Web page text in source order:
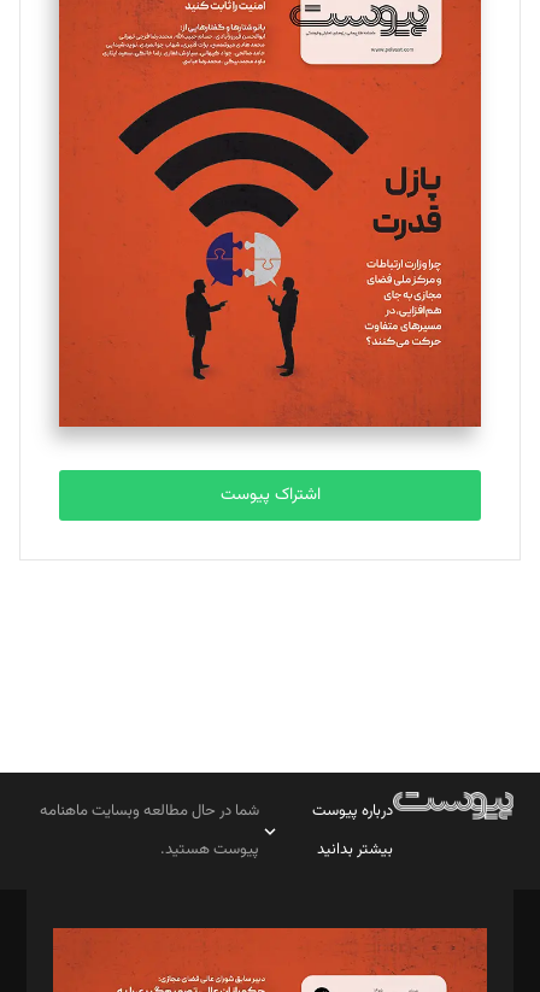
مینا پاکدل
یسنا امان‌پور
تحریریه
ملینا جعفری
تحریریه
مصطفی مسجدی آرانی
تحریریه
بابک نقاش
تحریریه
اشتراک پیوست
درباره پیوست
بیشتر بدانید
شما در حال مطالعه وبسایت ماهنامه
پیوست هستید.
مدیر مسئول: محمدباقر اثنی‌عشری
سردبیر: مهرک محمودی